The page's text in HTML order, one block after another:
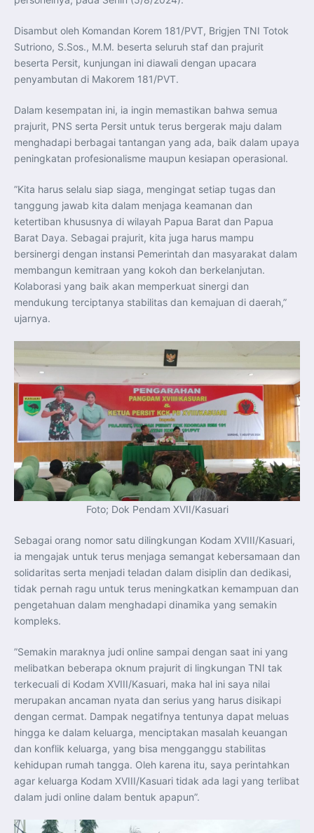
Perkuat Kerja Sama Repatriasi Artefak Budaya
Teknologi, Data, dan Pembiayaan Demi Percepatan
Program 3 Juta Rumah
Pendaftaran MagangHub Angkatan II Batch 1 Dibuka
hingga 28 Juli 2026, Kesempatan Raih Pengalaman Kerja
dan Sertifikasi Kompetensi
KASAU Bekali 154 Perwira Remaja AAU 2026, Tekankan
Integritas dan Profesionalisme sebagai Bekal
Menlu Sugiono Dorong Kemitraan ASEAN–Inggris yang
Lebih Erat Hadapi Tantangan Global
Indonesia Dorong ASEAN dan Uni Eropa Perkuat
Stabilitas Global melalui Kemitraan Strategis
Menlu RI Dorong Kemitraan Ekonomi ASEAN–Korea
Selatan untuk Perkuat Ketahanan Kawasan
Kemitraan ASEAN–Kanada Perkuat Ketahanan Ekonomi,
ASEAN dan India Perkuat Ketahanan Kawasan lewat
Kerja Sama Maritim, Ekonomi, dan Kesehatan
BI Pertahankan BI-Rate 5,75 Persen untuk Jaga
Stabilitas dan Dukung Pertumbuhan Ekonomi
Kepala BGN Sudaryono Tegaskan Komitmen Perkuat
Transparansi dan Akuntabilitas Program Makan Bergizi
Gratis
Disambut oleh Komandan Korem 181/PVT, Brigjen TNI Totok
Sutriono, S.Sos., M.M. beserta seluruh staf dan prajurit
beserta Persit, kunjungan ini diawali dengan upacara
penyambutan di Makorem 181/PVT.
Dalam kesempatan ini, ia ingin memastikan bahwa semua
prajurit, PNS serta Persit untuk terus bergerak maju dalam
menghadapi berbagai tantangan yang ada, baik dalam upaya
peningkatan profesionalisme maupun kesiapan operasional.
”Kita harus selalu siap siaga, mengingat setiap tugas dan
tanggung jawab kita dalam menjaga keamanan dan
ketertiban khususnya di wilayah Papua Barat dan Papua
Barat Daya. Sebagai prajurit, kita juga harus mampu
bersinergi dengan instansi Pemerintah dan masyarakat dalam
membangun kemitraan yang kokoh dan berkelanjutan.
Kolaborasi yang baik akan memperkuat sinergi dan
mendukung terciptanya stabilitas dan kemajuan di daerah,”
ujarnya.
Foto; Dok Pendam XVII/Kasuari
Sebagai orang nomor satu dilingkungan Kodam XVIII/Kasuari,
ia mengajak untuk terus menjaga semangat kebersamaan dan
solidaritas serta menjadi teladan dalam disiplin dan dedikasi,
tidak pernah ragu untuk terus meningkatkan kemampuan dan
pengetahuan dalam menghadapi dinamika yang semakin
kompleks.
”Semakin maraknya judi online sampai dengan saat ini yang
melibatkan beberapa oknum prajurit di lingkungan TNI tak
terkecuali di Kodam XVIII/Kasuari, maka hal ini saya nilai
merupakan ancaman nyata dan serius yang harus disikapi
dengan cermat. Dampak negatifnya tentunya dapat meluas
hingga ke dalam keluarga, menciptakan masalah keuangan
dan konflik keluarga, yang bisa mengganggu stabilitas
kehidupan rumah tangga. Oleh karena itu, saya perintahkan
agar keluarga Kodam XVIII/Kasuari tidak ada lagi yang terlibat
dalam judi online dalam bentuk apapun”.